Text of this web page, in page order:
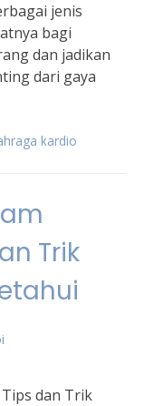
jenis
bagi
dan jadikan
dari gaya
kardio
Trik
Tips dan Trik